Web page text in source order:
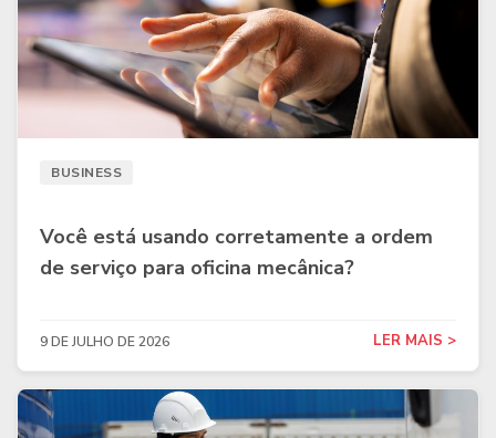
BUSINESS
Você está usando corretamente a ordem
de serviço para oficina mecânica?
9 DE JULHO DE 2026 LER MAIS >